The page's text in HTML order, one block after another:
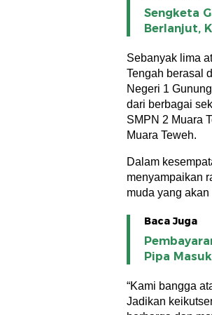
Sengketa
Berlanjut,
Sebanyak lima
Tengah berasal
Negeri 1
dari berbagai
SMPN 2 Muara
Muara Teweh.
Dalam
menyampaikan
muda yang
Baca Juga
Pipa
“Kami bangga
Jadikan